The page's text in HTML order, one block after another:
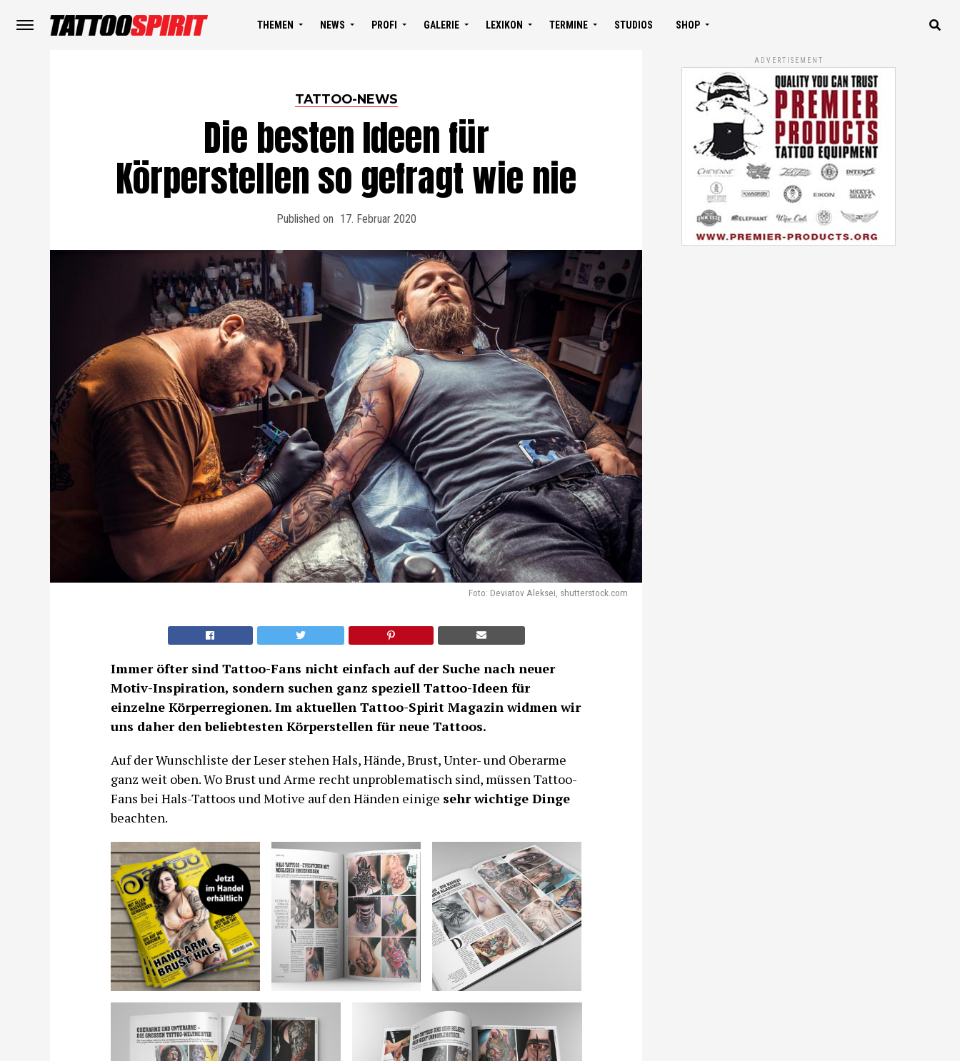
THEMEN NEWS PROFI GALERIE LEXIKON TERMINE STUDIOS SHOP
TATTOO-NEWS
Die besten Ideen für
Körperstellen so gefragt wie nie
Published on 17. Februar 2020
Foto: Deviatov Aleksei, shutterstock.com
Immer öfter sind Tattoo-Fans nicht einfach auf der Suche nach neuer
Motiv-Inspiration, sondern suchen ganz speziell Tattoo-Ideen für
einzelne Körperregionen. Im aktuellen Tattoo-Spirit Magazin widmen wir
uns daher den beliebtesten Körperstellen für neue Tattoos.
Auf der Wunschliste der Leser stehen Hals, Hände, Brust, Unter- und Oberarme
ganz weit oben. Wo Brust und Arme recht unproblematisch sind, müssen Tattoo-
Fans bei Hals-Tattoos und Motive auf den Händen einige sehr wichtige Dinge
beachten.
ADVERTISEMENT